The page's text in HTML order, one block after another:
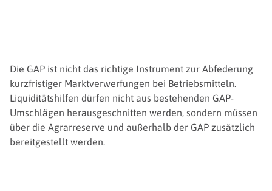
Die GAP ist nicht das richtige Instrument zur Abfederung
kurzfristiger Marktverwerfungen bei Betriebsmitteln.
Liquiditätshilfen dürfen nicht aus bestehenden GAP-
Umschlägen herausgeschnitten werden, sondern müssen
über die Agrarreserve und außerhalb der GAP zusätzlich
bereitgestellt werden.